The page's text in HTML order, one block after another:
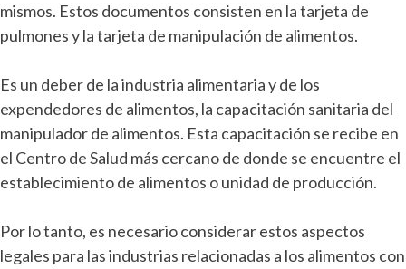
mismos. Estos documentos consisten en la tarjeta de
pulmones y la tarjeta de manipulación de alimentos.
Es un deber de la industria alimentaria y de los
expendedores de alimentos, la capacitación sanitaria del
manipulador de alimentos. Esta capacitación se recibe en
el Centro de Salud más cercano de donde se encuentre el
establecimiento de alimentos o unidad de producción.
Por lo tanto, es necesario considerar estos aspectos
legales para las industrias relacionadas a los alimentos con